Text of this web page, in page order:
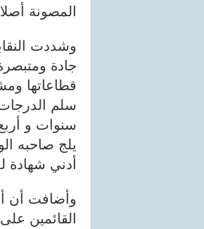
المصونة
وشددت
جادة
قطاعاتها
سلم
سنوات و
يلج صاحبه
أدني شهادة
وأضافت أن
القائمين